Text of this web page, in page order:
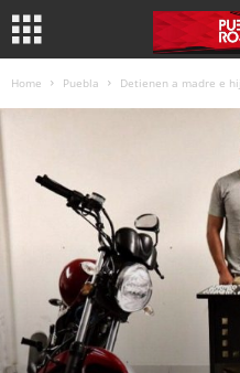
Home Puebla Detienen a madre e